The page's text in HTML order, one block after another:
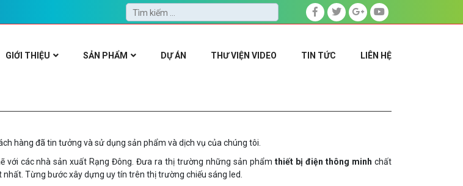
GIỚI THIỆU SẢN PHẨM DỰ ÁN THƯ VIỆN VIDEO TIN TỨC LIÊN HỆ
hàng đã tin tưởng và sử dụng sản phẩm và dịch vụ của chúng tôi.
với các nhà sản xuất Rạng Đông. Đưa ra thị trường những sản phẩmthiết bị điện thông minh chất
Từng bước xây dựng uy tín trên thị trường chiếu sáng led.